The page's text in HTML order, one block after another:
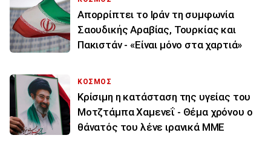
Απορρίπτει το Ιράν τη συμφωνία
Σαουδικής Αραβίας, Τουρκίας και
Πακιστάν - «Είναι μόνο στα χαρτιά»
ΚΟΣΜΟΣ
Κρίσιμη η κατάσταση της υγείας του
Μοτζτάμπα Χαμενεΐ - Θέμα χρόνου ο
θάνατός του λένε ιρανικά ΜΜΕ